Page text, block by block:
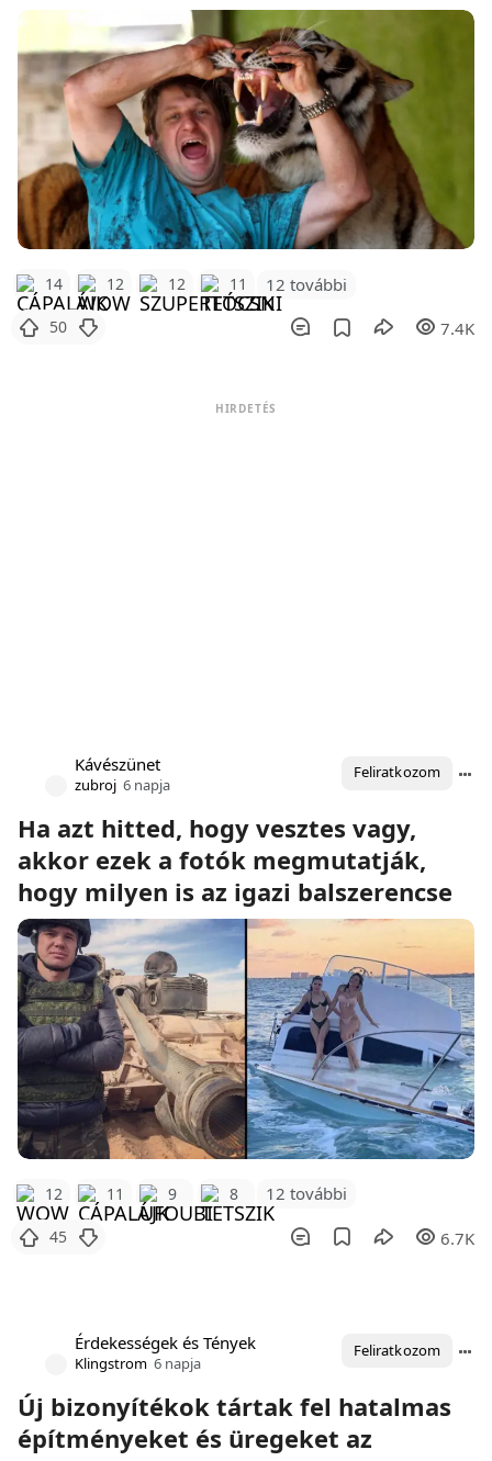
14 12 12 11 12 további
50 7.4K
HIRDETÉS
Kávészünet
zubroj 6 napja
Feliratkozom
Ha azt hitted, hogy vesztes vagy,
akkor ezek a fotók megmutatják,
hogy milyen is az igazi balszerencse
12 11 9 8 12 további
45 6.7K
Érdekességek és Tények
Klingstrom 6 napja
Feliratkozom
Új bizonyítékok tártak fel hatalmas
építményeket és üregeket az